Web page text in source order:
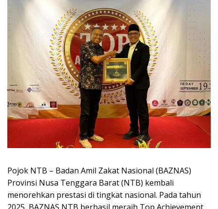
Pojok NTB – Badan Amil Zakat Nasional (BAZNAS)
Provinsi Nusa Tenggara Barat (NTB) kembali
menorehkan prestasi di tingkat nasional. Pada tahun